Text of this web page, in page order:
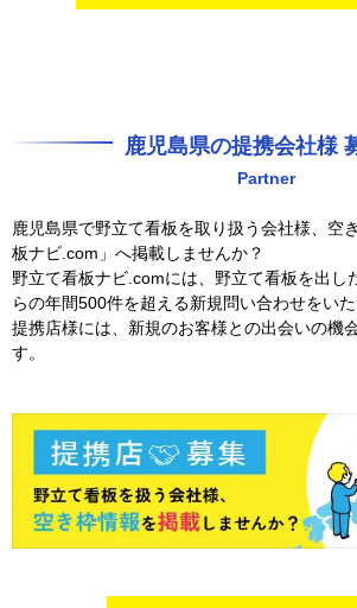
鹿児島県の提携会社様
Partner
鹿児島県で野立て看板を取り扱う会社様、空
板ナビ.com」へ掲載しませんか？
野立て看板ナビ.comには、野立て看板を出し
らの年間500件を超える新規問い合わせをいた
提携店様には、新規のお客様との出会いの機
す。